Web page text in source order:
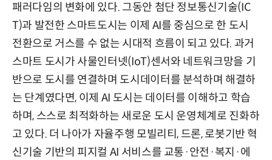
패러다임의 변화에 있다. 그동안 첨단 정보통신기술(IC
T)과 발전한 스마트도시는 이제 AI를 중심으로 한 도시
전환으로 거스를 수 없는 시대적 흐름이 되고 있다. 과거
스마트 도시가 사물인터넷(IoT)센서와 네트워크망을 기
반으로 도시를 연결하며 도시데이터를 분석하며 해결하
는 단계였다면, 이제 AI 도시는 데이터를 이해하고 학습
하며, 스스로 최적화하는 새로운 도시 운영체계로 진화하
고 있다. 더 나아가 자율주행 모빌리티, 드론, 로봇기반 혁
신기술 기반의 피지컬 AI 서비스를 교통·안전·복지·에